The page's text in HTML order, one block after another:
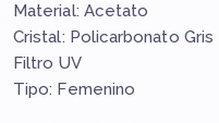
Material: Acetato
Cristal: Policarbonato Gris
Filtro UV
Tipo: Femenino